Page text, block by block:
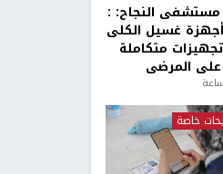
مستشفى النجاح: :
غسيل الكلى
متكاملة
المرضى
خاصة